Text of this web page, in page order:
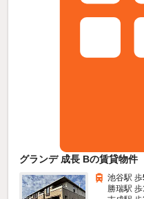
グランデ 成長 Bの賃貸物件
池谷駅 歩
勝瑞駅 歩